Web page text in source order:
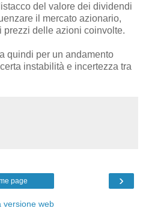
del valore dei dividendi
il mercato azionario,
prezzi delle azioni coinvolte.
quindi per un andamento
instabilità e incertezza tra
›
page
versione web